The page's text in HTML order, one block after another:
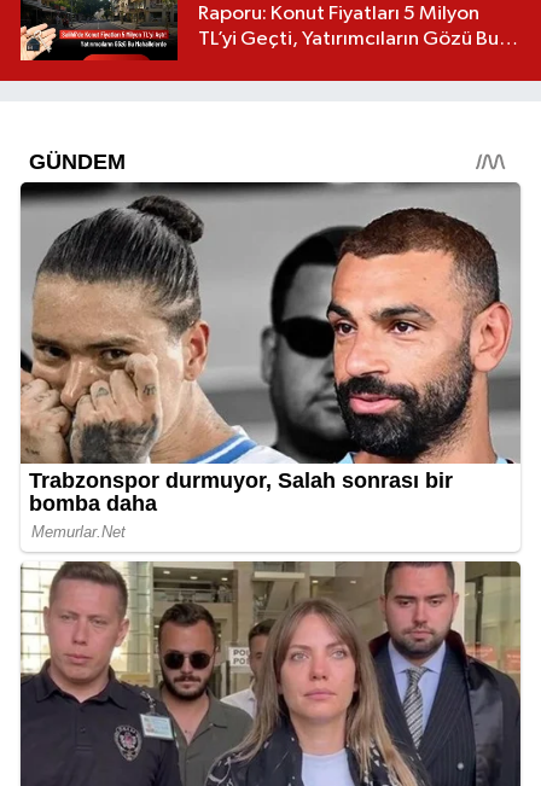
Raporu: Konut Fiyatları 5 Milyon
TL’yi Geçti, Yatırımcıların Gözü Bu